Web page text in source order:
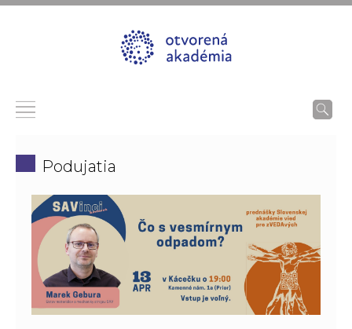
Podujatia